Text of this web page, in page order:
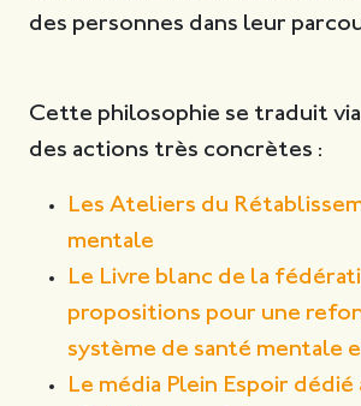
des personnes dans leur
Cette philosophie se traduit
des actions très concrètes :
Les Ateliers du
mentale
Le Livre blanc de la
propositions pour une
système de santé mentale
Le média Plein Espoir dédié